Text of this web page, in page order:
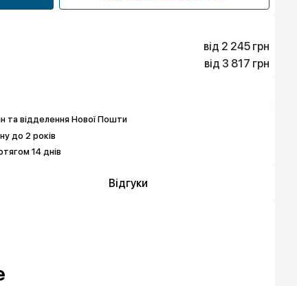
від 2 245 грн
2 245 грн
від 3 817 грн
та відделення Нової Пошти
до 2 років
14 днів
Відгуки